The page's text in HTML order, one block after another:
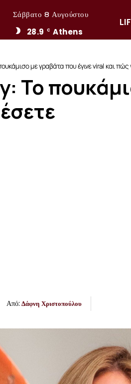
Σάββατο 8 Αυγούστου
28.9 C Athens
με γραβάτα που έγινε viral και πώς
Το
Από: Δάφνη Χριστοπούλου